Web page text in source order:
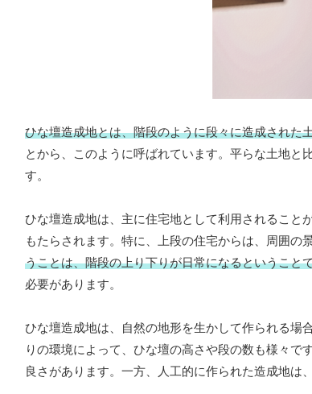
ひな壇造成地とは、階段のように段々に造成された
とから、このように呼ばれています。平らな土地と
す。
ひな壇造成地は、主に住宅地として利用されること
もたらされます。特に、上段の住宅からは、周囲の
うことは、階段の上り下りが日常になるということ
必要があります。
ひな壇造成地は、自然の地形を生かして作られる場
りの環境によって、ひな壇の高さや段の数も様々で
良さがあります。一方、人工的に作られた造成地は